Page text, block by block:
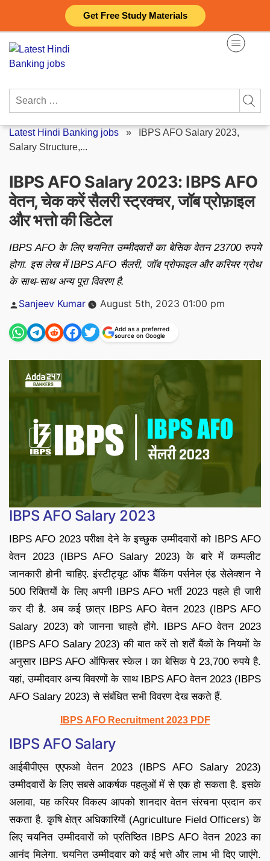
Get Free Study Materials
content
Search
Latest Hindi Banking jobs »
IBPS AFO Salary 2023,
Salary Structure,...
IBPS AFO Salary 2023: IBPS AFO
वेतन, चेक करें सैलरी स्ट्रक्चर, जॉब प्रोफ़ाइल
और भत्तो की डिटेल
IBPS AFO के लिए चयनित उम्मीदवारों का बेसिक वेतन 23700 रुपये
होगा. इस लेख में IBPS AFO सैलरी, जॉब प्रोफाइल और करियर ग्रोथ
के साथ-साथ अन्य पूरा विवरण है.
Posted
Sanjeev Kumar August 5th, 2023 01:00 pm
Add as a preferred
source on Google
IBPS AFO Salary 2023
IBPS AFO 2023 परीक्षा देने के इच्छुक उम्मीदवारों को IBPS AFO
वेतन 2023 (IBPS AFO Salary 2023) के बारे में कम्पलीट
जानकारी होनी चाहिए. इंस्टीट्यूट ऑफ बैंकिंग पर्सनेल एंड सेलेक्शन ने
500 रिक्तियों के लिए अपनी IBPS AFO भर्ती 2023 पहले ही जारी
कर दी है. अब कई छात्र IBPS AFO वेतन 2023 (IBPS AFO
Salary 2023) को जानना चाहते होंगे. IBPS AFO वेतन 2023
(IBPS AFO Salary 2023) की बात करें तो शर्तें बैंकों के नियमों के
अनुसार IBPS AFO ऑफिसर स्केल I का बेसिक पे 23,700 रुपये है.
यहां, उम्मीदवार अन्य विवरणों के साथ IBPS AFO वेतन 2023 (IBPS
AFO Salary 2023) से संबंधित सभी विवरण देख सकते हैं.
IBPS AFO Recruitment 2023 PDF
IBPS AFO Salary
आईबीपीएस एएफओ वेतन 2023 (IBPS AFO Salary 2023)
उम्मीदवारों के लिए सबसे आकर्षक पहलुओं में से एक हो सकता है. इसके
अलावा, यह करियर विकल्प आपको शानदार वेतन संरचना प्रदान कर
सकता है. कृषि क्षेत्र अधिकारियों (Agriculture Field Officers) के
लिए चयनित उम्मीदवारों को प्रतिष्ठित IBPS AFO वेतन 2023 का
आनंद मिलेगा. चयनित उम्मीदवार को कई भत्ते और लाभ भी दिए जाएंगे.